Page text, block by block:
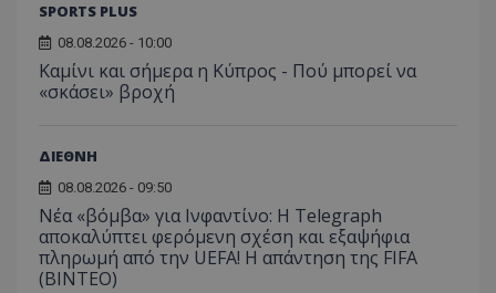
SPORTS PLUS
08.08.2026 - 10:00
Καμίνι και σήμερα η Κύπρος - Πού μπορεί να
«σκάσει» βροχή
ΔΙΕΘΝΗ
08.08.2026 - 09:50
Νέα «βόμβα» για Ινφαντίνο: Η Telegraph
αποκαλύπτει φερόμενη σχέση και εξαψήφια
πληρωμή από την UEFA! Η απάντηση της FIFA
(ΒΙΝΤΕΟ)